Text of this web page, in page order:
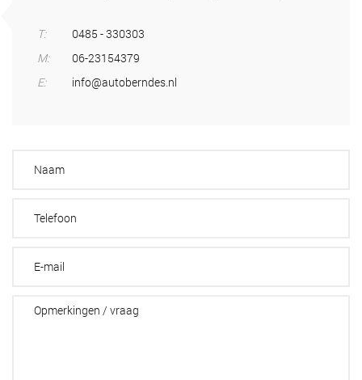
T:
0485 - 330303
M:
06-23154379
E:
info@autoberndes.nl